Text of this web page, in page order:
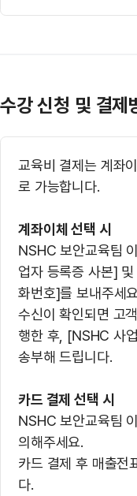
수강 신청 및 결제
교육비 결제는 계좌
로 가능합니다.
계좌이체 선택 시
NSHC 보안교육팀
업자 등록증 사본]
화번호]를 보내주세
수신이 확인되면 고
행한 후, [NSHC 사
송부해 드립니다.
카드 결제 선택 시
NSHC 보안교육팀
의해주세요.
카드 결제 후 매출전
다.